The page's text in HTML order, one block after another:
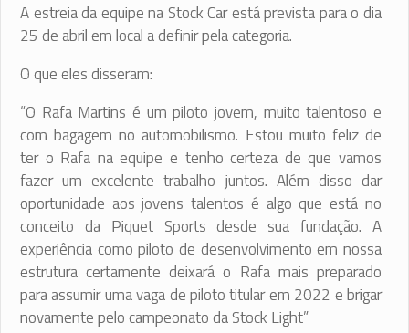
A estreia da equipe na Stock Car está prevista para o dia
25 de abril em local a definir pela categoria.
O que eles disseram:
“O Rafa Martins é um piloto jovem, muito talentoso e
com bagagem no automobilismo. Estou muito feliz de
ter o Rafa na equipe e tenho certeza de que vamos
fazer um excelente trabalho juntos. Além disso dar
oportunidade aos jovens talentos é algo que está no
conceito da Piquet Sports desde sua fundação. A
experiência como piloto de desenvolvimento em nossa
estrutura certamente deixará o Rafa mais preparado
para assumir uma vaga de piloto titular em 2022 e brigar
novamente pelo campeonato da Stock Light”